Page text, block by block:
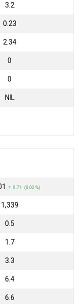
3.2
0.23
2.34
0
0
NIL
↑ 0.71 (0.02 %)
₹1,339
0.5
1.7
3.3
6.4
6.6